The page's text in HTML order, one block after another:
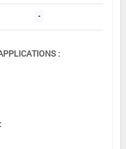
-
: